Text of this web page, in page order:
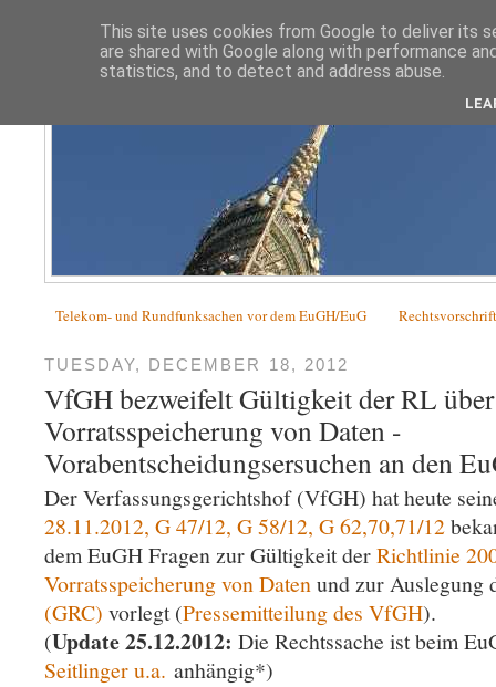
Telekom- und Rundfunksachen vor dem EuGH/EuG
TUESDAY, DECEMBER 18, 2012
VfGH bezweifelt Gültigkeit der RL
Vorratsspeicherung von Daten -
Vorabentscheidungsersuchen an den
Der Verfassungsgerichtshof (VfGH) hat heute
28.11.2012, G 47/12, G 58/12, G 62,70,71/12
dem EuGH Fragen zur Gültigkeit derRichtlinie
Vorratsspeicherung von Datenund zur Auslegung
(GRC) vorlegt (Pressemitteilung des VfGH).
(Update 25.12.2012: Die Rechtssache ist beim
Seitlinger u.a. anhängig*)
This site uses cookies from Google to deliver its
are shared with Google along with performance
statistics, and to detect and address abuse.